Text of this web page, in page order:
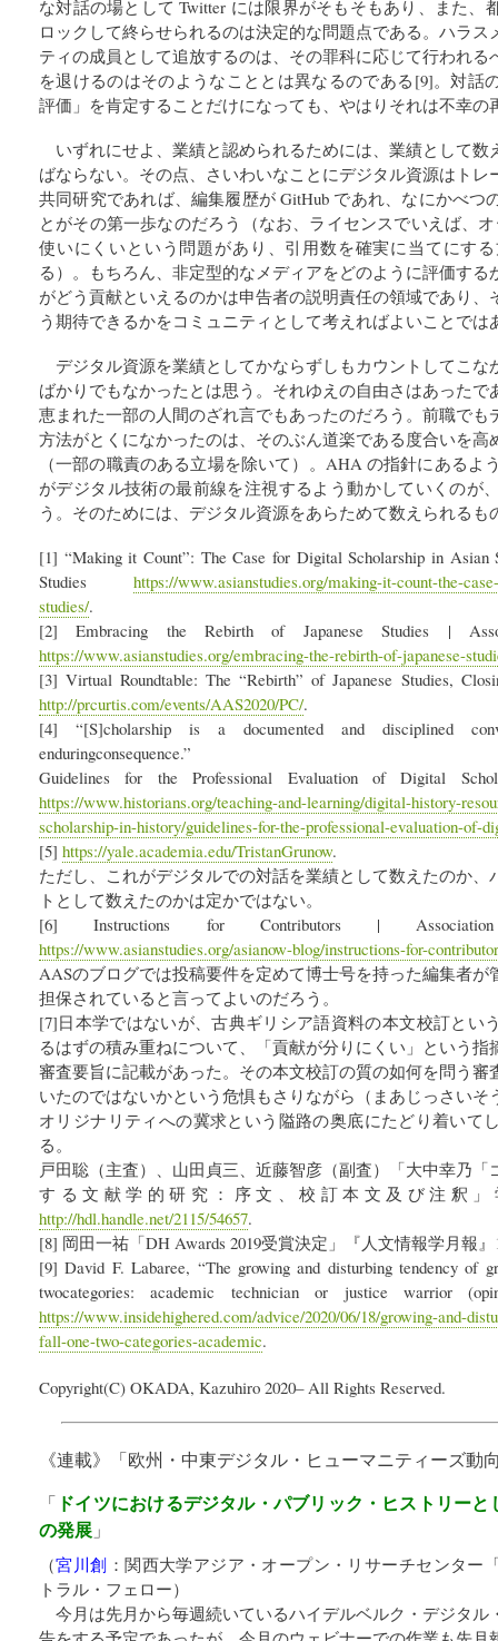
な対話の場として Twitter には限界がそもそもあり、また、
ロックして終らせられるのは決定的な問題点である。ハラ
ティの成員として追放するのは、その罪科に応じて行われ
を退けるのはそのようなこととは異なるのである[9]。対話
評価」を肯定することだけになっても、やはりそれは不幸の
いずれにせよ、業績と認められるためには、業績として
ばならない。その点、さいわいなことにデジタル資源はト
共同研究であれば、編集履歴が GitHub であれ、なにかべつ
とがその第一歩なのだろう（なお、ライセンスでいえば、
使いにくいという問題があり、引用数を確実に当てにす
る）。もちろん、非定型的なメディアをどのように評価す
がどう貢献といえるのかは申告者の説明責任の領域であり
う期待できるかをコミュニティとして考えればよいことでは
デジタル資源を業績としてかならずしもカウントしてこ
ばかりでもなかったとは思う。それゆえの自由さはあった
恵まれた一部の人間のざれ言でもあったのだろう。前職でも
方法がとくになかったのは、そのぶん道楽である度合いを高
（一部の職責のある立場を除いて）。AHA の指針にあるよ
がデジタル技術の最前線を注視するよう動かしていくのが
う。そのためには、デジタル資源をあらためて数えられる
[1] “Making it Count”: The Case for Digital Scholarship in Asian
Studies https://www.asianstudies.org/making-it-count-the-
studies/.
[2] Embracing the Rebirth of Japanese Studies |
https://www.asianstudies.org/embracing-the-rebirth-of-japanese-
[3] Virtual Roundtable: The “Rebirth” of Japanese Studies,
http://prcurtis.com/events/AAS2020/PC/.
[4] “[S]cholarship is a documented and disciplined
enduringconsequence.”
Guidelines for the Professional Evaluation of Digital
https://www.historians.org/teaching-and-learning/digital-history-
scholarship-in-history/guidelines-for-the-professional-evaluation-of-
[5] https://yale.academia.edu/TristanGrunow.
ただし、これがデジタルでの対話を業績として数えたのか
トとして数えたのかは定かではない。
[6] Instructions for Contributors |
https://www.asianstudies.org/asianow-blog/instructions-for-
AASのブログでは投稿要件を定めて博士号を持った編集者
担保されていると言ってよいのだろう。
[7]日本学ではないが、古典ギリシア語資料の本文校訂とい
るはずの積み重ねについて、「貢献が分りにくい」という
審査要旨に記載があった。その本文校訂の質の如何を問う審
いたのではないかという危惧もさりながら（まあじっさい
オリジナリティへの冀求という隘路の奥底にたどり着いて
る。
戸田聡（主査）、山田貞三、近藤智彦（副査）「大中幸乃
する文献学的研究：序文、校訂本文及び注釈
http://hdl.handle.net/2115/54657.
[8] 岡田一祐「DH Awards 2019受賞決定」『人文情報学月報』
[9] David F. Labaree, “The growing and disturbing tendency of
twocategories: academic technician or justice warrior
https://www.insidehighered.com/advice/2020/06/18/growing-and-
fall-one-two-categories-academic.
Copyright(C) OKADA, Kazuhiro 2020– All Rights Reserved.
《連載》「欧州・中東デジタル・ヒューマニティーズ動
「 ドイツにおけるデジタル・パブリック・ヒストリー
の発展 」
（宮川創 ：関西大学アジア・オープン・リサーチセンター
トラル・フェロー）
今月は先月から毎週続いているハイデルベルク・デジタル